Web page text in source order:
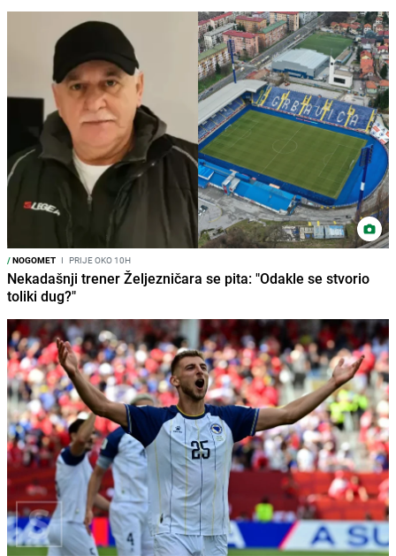
/NOGOMET I PRIJE OKO 10H
Nekadašnji trener Željezničara se pita: "Odakle se stvorio
toliki dug?"